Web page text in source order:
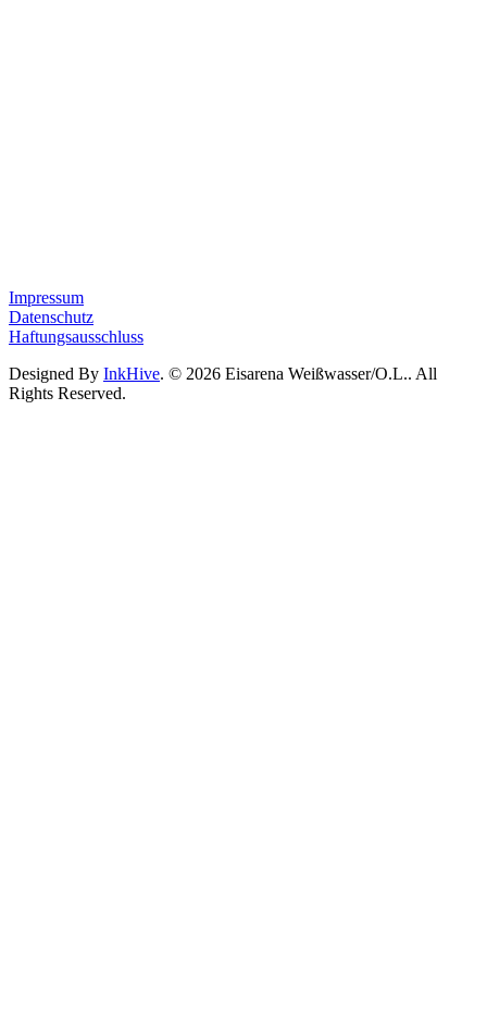
Impressum
Datenschutz
Haftungsausschluss
Designed By InkHive. © 2026 Eisarena Weißwasser/O.L.. All
Rights Reserved.